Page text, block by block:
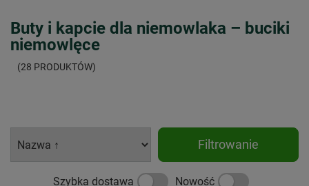
Buty i kapcie dla niemowlaka – buciki
niemowlęce
(28 PRODUKTÓW)
Filtrowanie
Szybka dostawa Nowość